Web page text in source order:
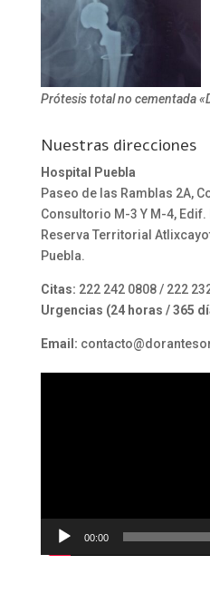
Prótesis total no cementada
Nuestras direcciones
Hospital Puebla
Paseo de las Ramblas 2A,
Consultorio M-3 Y M-4,
Reserva Territorial
Puebla.
Citas: 222 242 0808 / 222
Urgencias (24 horas / 365
Email:
00:00